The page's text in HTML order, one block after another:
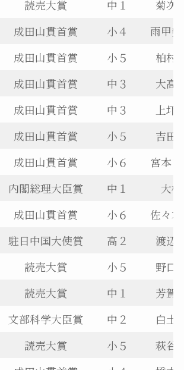
読売大賞 中１
菊次
成田山貫首賞 小４
雨甲
成田山貫首賞 小５
柏村
成田山貫首賞 中３
大高
成田山貫首賞 中３
上圷
成田山貫首賞 小５
吉田
成田山貫首賞 小６
宮本
内閣総理大臣賞 中１
大
成田山貫首賞 小６
佐々
駐日中国大使賞 高２
渡辺
読売大賞 小５
野口
読売大賞 中１
芳賀
文部科学大臣賞 中２
白土
読売大賞 小５
萩谷